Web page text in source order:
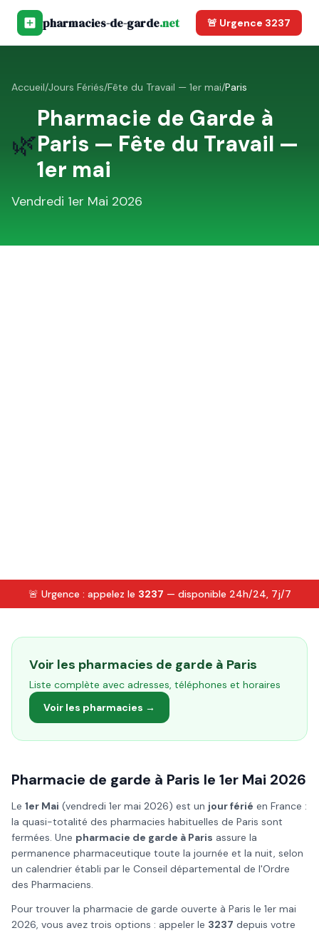
pharmacies-de-garde.net 🚨 Urgence 3237
Accueil/Jours Fériés/Fête du Travail — 1er mai/Paris
🌿
Pharmacie de Garde à
Paris — Fête du Travail —
1er mai
Vendredi 1er Mai 2026
🚨 Urgence : appelez le 3237 — disponible 24h/24, 7j/7
Voir les pharmacies de garde à Paris
Liste complète avec adresses, téléphones et horaires
Voir les pharmacies →
Pharmacie de garde à Paris le 1er Mai 2026
Le 1er Mai (vendredi 1er mai 2026) est un jour férié en France :
la quasi-totalité des pharmacies habituelles de Paris sont
fermées. Une pharmacie de garde à Paris assure la
permanence pharmaceutique toute la journée et la nuit, selon
un calendrier établi par le Conseil départemental de l'Ordre
des Pharmaciens.
Pour trouver la pharmacie de garde ouverte à Paris le 1er mai
2026, vous avez trois options : appeler le 3237 depuis votre